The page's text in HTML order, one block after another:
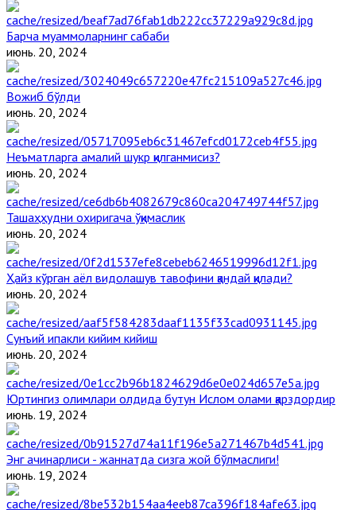
Барча муаммоларнинг сабаби
июнь. 20, 2024
Вожиб бўлди
июнь. 20, 2024
Неъматларга амалий шукр қилганмисиз?
июнь. 20, 2024
Ташаҳҳудни охиригача ўқимаслик
июнь. 20, 2024
Ҳайз кўрган аёл видолашув тавофини қандай қилади?
июнь. 20, 2024
Сунъий ипакли кийим кийиш
июнь. 20, 2024
Юртингиз олимлари олдида бутун Ислом олами қарздордир
июнь. 19, 2024
Энг ачинарлиси - жаннатда сизга жой бўлмаслиги!
июнь. 19, 2024